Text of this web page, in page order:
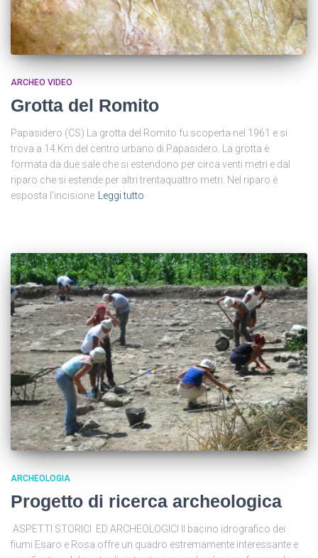
ARCHEO VIDEO
Grotta del Romito
Papasidero (CS) La grotta del Romito fu scoperta nel 1961 e si
trova a 14 Km del centro urbano di Papasidero. La grotta è
formata da due sale che si estendono per circa venti metri e dal
riparo che si estende per altri trentaquattro metri. Nel riparo è
esposta l’incisione
Leggi tutto
ARCHEOLOGIA
Progetto di ricerca archeologica
ASPETTI STORICI ED ARCHEOLOGICI Il bacino idrografico dei
fiumi Esaro e Rosa offre un quadro estremamente interessante e